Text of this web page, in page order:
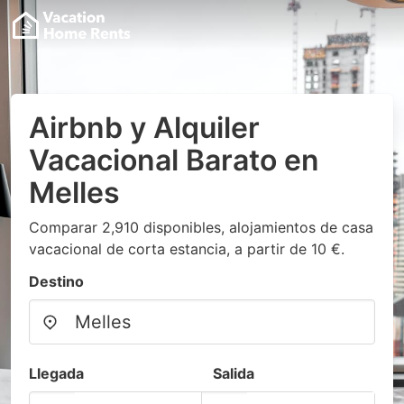
Airbnb y Alquiler
Vacacional Barato en
Melles
Comparar 2,910 disponibles, alojamientos de casa
vacacional de corta estancia, a partir de 10 €.
Destino
Llegada Salida